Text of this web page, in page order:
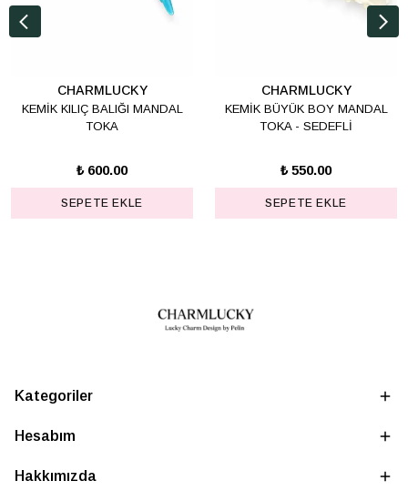
CHARMLUCKY
KEMİK KILIÇ BALIĞI MANDAL
TOKA
₺ 600.00
SEPETE EKLE
CHARMLUCKY
KEMİK BÜYÜK BOY MANDAL
TOKA - SEDEFLİ
₺ 550.00
SEPETE EKLE
Kategoriler
Hesabım
Hakkımızda